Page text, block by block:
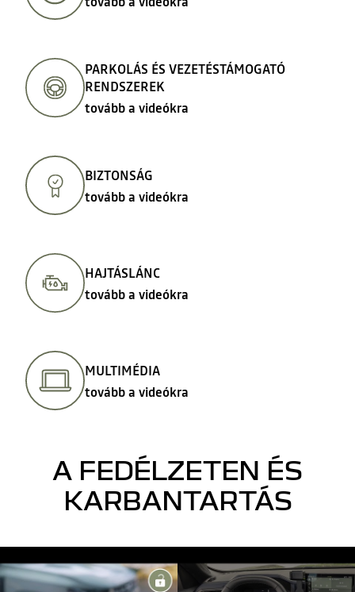
PARKOLÁS ÉS VEZETÉSTÁMOGATÓ
RENDSZEREK
tovább a videókra
BIZTONSÁG
tovább a videókra
HAJTÁSLÁNC
tovább a videókra
MULTIMÉDIA
tovább a videókra
A FEDÉLZETEN ÉS
KARBANTARTÁS
A Youtube nem elérhető. Engedélyezze a közösségi sütik
elhelyezését a videótartalom eléréséhez.